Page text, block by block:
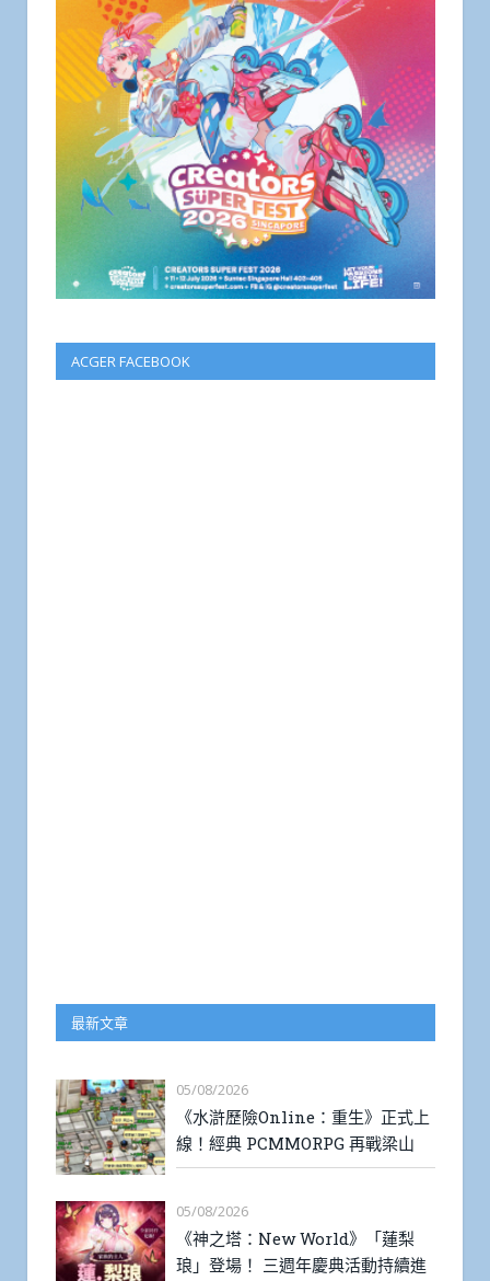
ACGER FACEBOOK
最新文章
05/08/2026
《水滸歷險Online：重生》正式上
線！經典 PCMMORPG 再戰梁山
05/08/2026
《神之塔：New World》「蓮梨
琅」登場！ 三週年慶典活動持續進